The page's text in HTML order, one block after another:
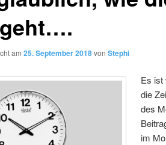
am 25. September 2018von Stephi
Es ist
die
des
im